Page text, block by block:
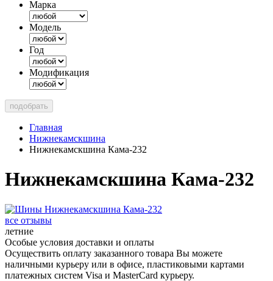
Марка
Модель
Год
Модификация
подобрать
Главная
Нижнекамскшина
Нижнекамскшина Кама-232
Нижнекамскшина Кама-232
все отзывы
летние
Особые условия доставки и оплаты
Осуществить оплату заказанного товара Вы можете
наличными курьеру или в офисе, пластиковыми картами
платежных систем Visa и MasterCard курьеру.